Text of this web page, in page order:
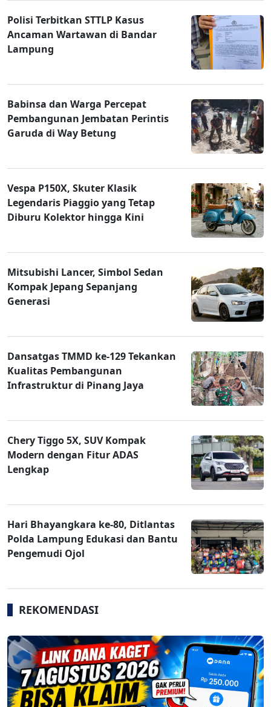
Polisi Terbitkan STTLP Kasus
Ancaman Wartawan di Bandar
Lampung
Babinsa dan Warga Percepat
Pembangunan Jembatan Perintis
Garuda di Way Betung
Vespa P150X, Skuter Klasik
Legendaris Piaggio yang Tetap
Diburu Kolektor hingga Kini
Mitsubishi Lancer, Simbol Sedan
Kompak Jepang Sepanjang
Generasi
Dansatgas TMMD ke-129 Tekankan
Kualitas Pembangunan
Infrastruktur di Pinang Jaya
Chery Tiggo 5X, SUV Kompak
Modern dengan Fitur ADAS
Lengkap
Hari Bhayangkara ke-80, Ditlantas
Polda Lampung Edukasi dan Bantu
Pengemudi Ojol
REKOMENDASI